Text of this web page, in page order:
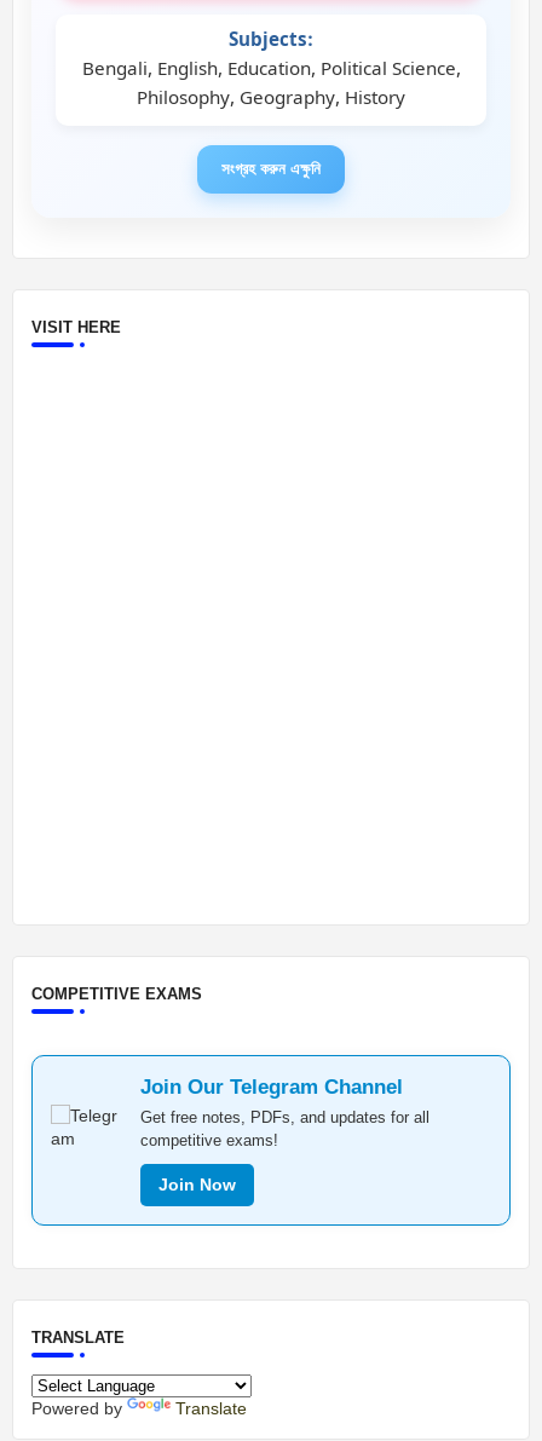
Subjects:
Bengali, English, Education, Political Science,
Philosophy, Geography, History
সংগ্রহ করুন এক্ষুনি
VISIT HERE
COMPETITIVE EXAMS
Join Our Telegram Channel
Get free notes, PDFs, and updates for all
competitive exams!
Join Now
TRANSLATE
Powered by Translate